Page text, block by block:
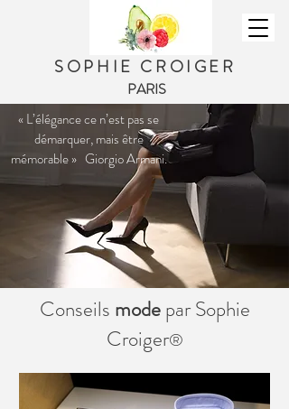
SOPHIE CROIGER
PARIS
« L’élégance ce n’est pas se
démarquer, mais être
mémorable » Giorgio Armani.
Conseils modepar Sophie
Croiger®